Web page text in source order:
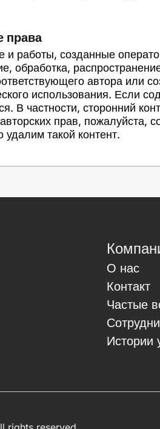
права
и работы, созданные
обработка,
автора или
использования. Если
В частности, сторонний
прав, пожалуйста,
удалим такой контент.
О нас
Контакт
Частые
Истории